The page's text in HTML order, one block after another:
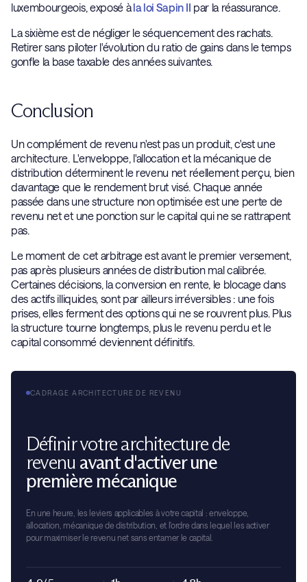
luxembourgeois, exposé àla loi Sapin II par la réassurance.
La sixième est de négliger le séquencement des rachats.
Retirer sans piloter l'évolution du ratio de gains dans le temps
gonfle la base taxable des années suivantes.
Conclusion
Un complément de revenu n'est pas un produit, c'est une
architecture. L'enveloppe, l'allocation et la mécanique de
distribution déterminent le revenu net réellement perçu, bien
davantage que le rendement brut visé. Chaque année
passée dans une structure non optimisée est une perte de
revenu net et une ponction sur le capital qui ne se rattrapent
pas.
Le moment de cet arbitrage est avant le premier versement,
pas après plusieurs années de distribution mal calibrée.
Certaines décisions, la conversion en rente, le blocage dans
des actifs illiquides, sont par ailleurs irréversibles : une fois
prises, elles ferment des options qui ne se rouvrent plus. Plus
la structure tourne longtemps, plus le revenu perdu et le
capital consommé deviennent définitifs.
CADRAGE ARCHITECTURE DE REVENU
Définir votre architecture de
revenu avant d'activer une
première mécanique
En une heure, les leviers applicables à votre capital : enveloppe,
allocation, mécanique de distribution, et l'ordre dans lequel les activer
pour maximiser le revenu net sans entamer le capital.